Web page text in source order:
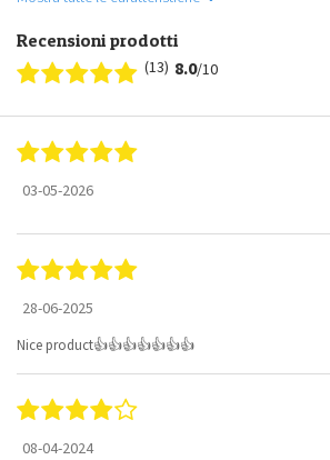
Recensioni prodotti
(13) 8.0/10
03-05-2026
28-06-2025
Nice product👍👍👍👍👍👍👍
08-04-2024